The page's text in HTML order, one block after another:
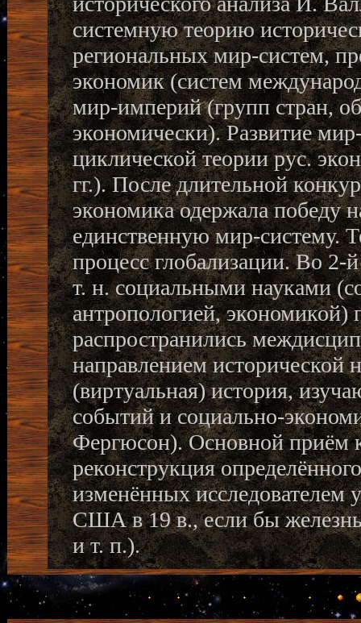
системную теорию
региональных мир-систем,
экономик (систем
мир-империй (групп стран,
экономически). Развитие
циклической теории рус.
гг.). После длительной
экономика одержала победу
единственную мир-систему.
процесс глобализации. Во 2-
т. н. социальными науками
антропологией, экономикой)
распространились
направлением исторической
(виртуальная) история,
событий и социально-
Фергюсон). Основной приём
реконструкция
изменённых исследователем
США в 19 в., если бы
и т. п.).